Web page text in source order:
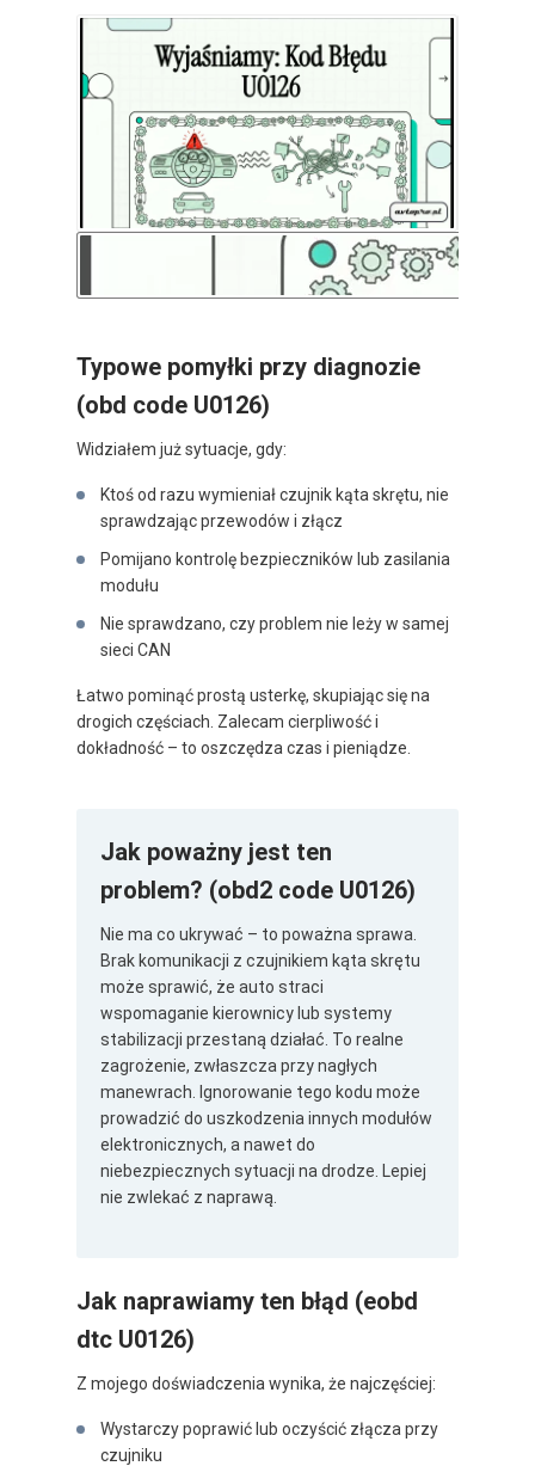
Typowe pomyłki przy diagnozie
(obd code U0126)
Widziałem już sytuacje, gdy:
Ktoś od razu wymieniał czujnik kąta skrętu, nie
sprawdzając przewodów i złącz
Pomijano kontrolę bezpieczników lub zasilania
modułu
Nie sprawdzano, czy problem nie leży w samej
sieci CAN
Łatwo pominąć prostą usterkę, skupiając się na
drogich częściach. Zalecam cierpliwość i
dokładność – to oszczędza czas i pieniądze.
Jak poważny jest ten
problem? (obd2 code U0126)
Nie ma co ukrywać – to poważna sprawa.
Brak komunikacji z czujnikiem kąta skrętu
może sprawić, że auto straci
wspomaganie kierownicy lub systemy
stabilizacji przestaną działać. To realne
zagrożenie, zwłaszcza przy nagłych
manewrach. Ignorowanie tego kodu może
prowadzić do uszkodzenia innych modułów
elektronicznych, a nawet do
niebezpiecznych sytuacji na drodze. Lepiej
nie zwlekać z naprawą.
Jak naprawiamy ten błąd (eobd
dtc U0126)
Z mojego doświadczenia wynika, że najczęściej:
Wystarczy poprawić lub oczyścić złącza przy
czujniku